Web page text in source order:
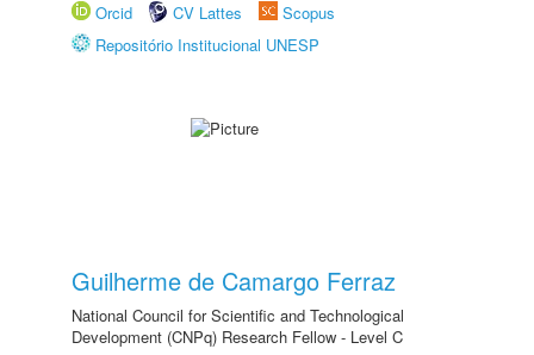
Orcid
CV Lattes
Scopus
Repositório Institucional UNESP
Guilherme de Camargo Ferraz
National Council for Scientific and Technological
Development (CNPq) Research Fellow - Level C